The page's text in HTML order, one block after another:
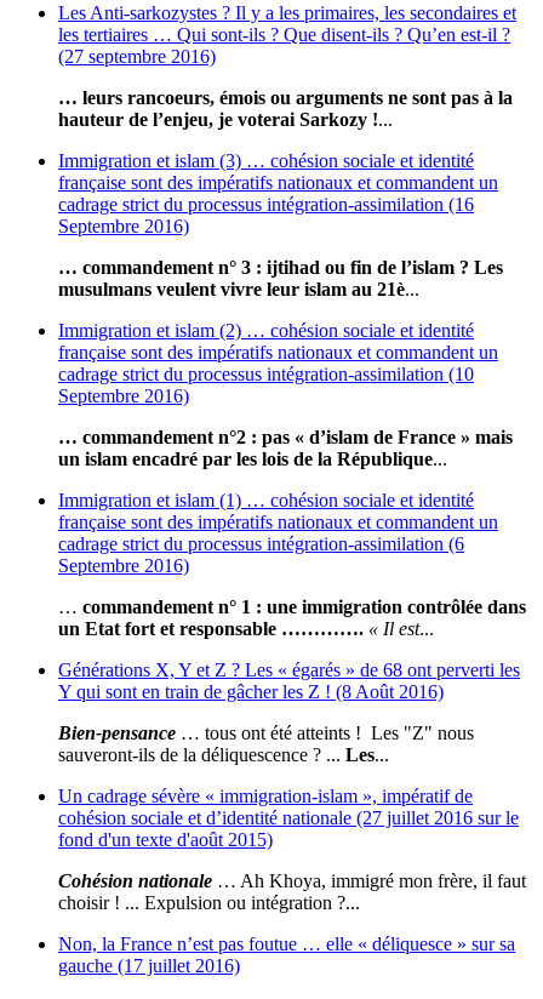
Les Anti-sarkozystes ? Il y a les primaires, les secondaires et
les tertiaires … Qui sont-ils ? Que disent-ils ? Qu’en est-il ?
(27 septembre 2016)
… leurs rancoeurs, émois ou arguments ne sont pas à la
hauteur de l’enjeu, je voterai Sarkozy !...
Immigration et islam (3) … cohésion sociale et identité
française sont des impératifs nationaux et commandent un
cadrage strict du processus intégration-assimilation (16
Septembre 2016)
… commandement n° 3 : ijtihad ou fin de l’islam ? Les
musulmans veulent vivre leur islam au 21è...
Immigration et islam (2) … cohésion sociale et identité
française sont des impératifs nationaux et commandent un
cadrage strict du processus intégration-assimilation (10
Septembre 2016)
… commandement n°2 : pas « d’islam de France » mais
un islam encadré par les lois de la République...
Immigration et islam (1) … cohésion sociale et identité
française sont des impératifs nationaux et commandent un
cadrage strict du processus intégration-assimilation (6
Septembre 2016)
… commandement n° 1 : une immigration contrôlée dans
un Etat fort et responsable …………. « Il est...
Générations X, Y et Z ? Les « égarés » de 68 ont perverti les
Y qui sont en train de gâcher les Z ! (8 Août 2016)
Bien-pensance … tous ont été atteints ! Les "Z" nous
sauveront-ils de la déliquescence ? ... Les...
Un cadrage sévère « immigration-islam », impératif de
cohésion sociale et d’identité nationale (27 juillet 2016 sur le
fond d'un texte d'août 2015)
Cohésion nationale … Ah Khoya, immigré mon frère, il faut
choisir ! ... Expulsion ou intégration ?...
Non, la France n’est pas foutue … elle « déliquesce » sur sa
gauche (17 juillet 2016)